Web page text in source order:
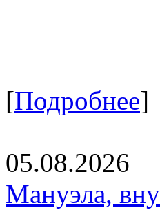
[Подробнее]
05.08.2026
Мануэла,